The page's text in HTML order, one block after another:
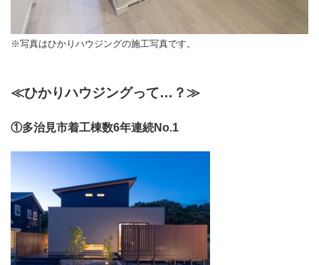
※写真はひかりハウジングの施工写真です。
≪ひかりハウジングって…？≫
①多治見市着工棟数6年連続No.1